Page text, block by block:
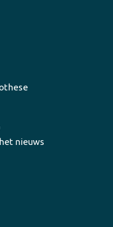
nieuws